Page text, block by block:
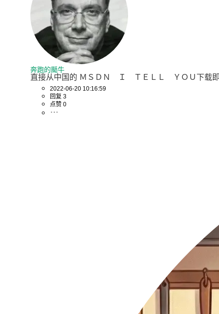
奔跑的颳牛
直接从中国的 ＭＳＤＮ　Ｉ　ＴＥＬＬ　ＹＯＵ下载
2022-06-20 10:16:59
回复 3
点赞 0